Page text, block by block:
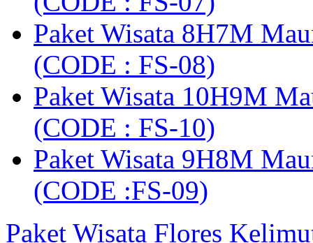
Paket Wisata 8H7M
(CODE : FS-08)
Paket Wisata 10H9M
(CODE : FS-10)
Paket Wisata 9H8M
(CODE :FS-09)
Paket Wisata Flores